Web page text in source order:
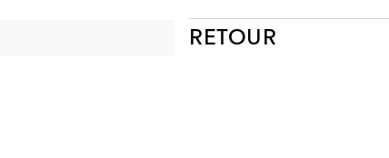
RETOUR
NEWSLETTER